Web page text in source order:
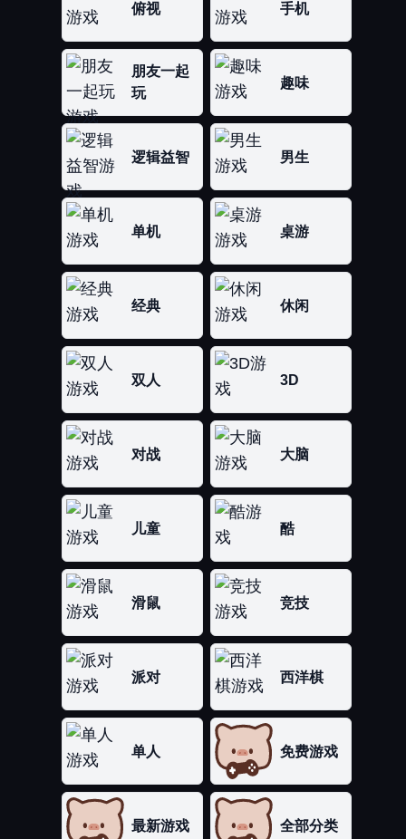
俯视 手机
朋友一起
玩
趣味
逻辑益智 男生
单机 桌游
经典 休闲
双人 3D
对战 大脑
儿童 酷
滑鼠 竞技
派对 西洋棋
单人 免费游戏
最新游戏 全部分类